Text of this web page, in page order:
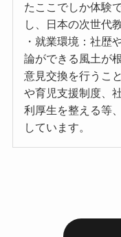
たここでしか体験
し、日本の次世代
・就業環境：社歴
論ができる風土が
意見交換を行うこ
や育児支援制度、
利厚生を整える等
しています。